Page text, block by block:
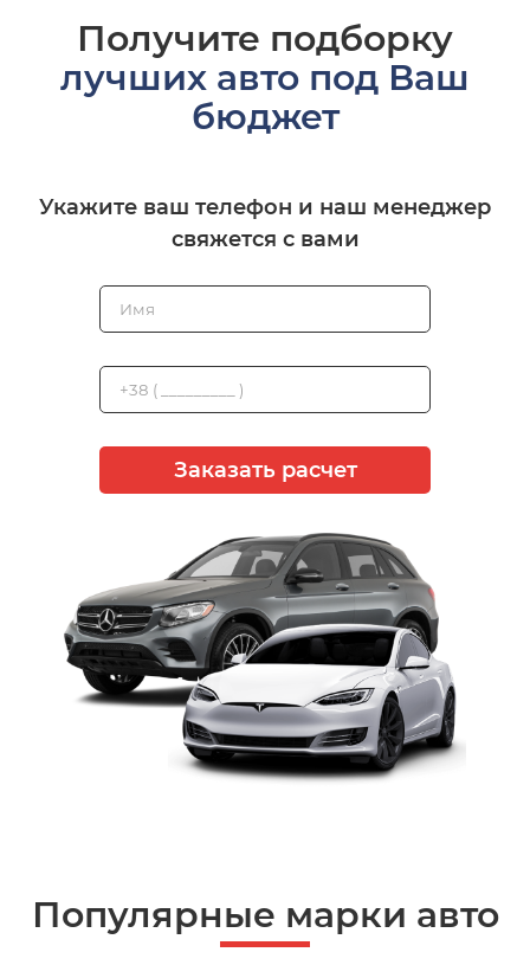
Получите подборку
лучших авто под Ваш
бюджет
Укажите ваш телефон и наш менеджер
свяжется с вами
Заказать расчет
Популярные марки авто